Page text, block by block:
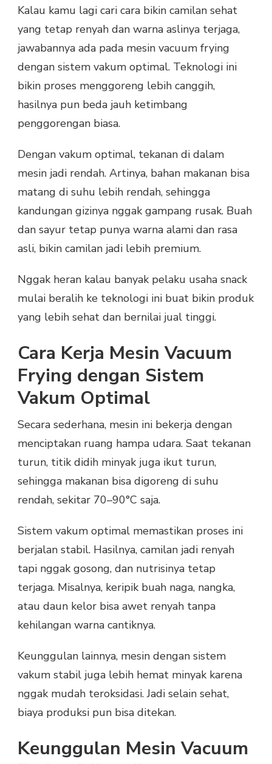
FRYING
DENGAN
VAKUM
OPTIMAL
Kalau kamu lagi cari cara bikin camilan sehat
yang tetap renyah dan warna aslinya terjaga,
jawabannya ada pada mesin vacuum frying
dengan sistem vakum optimal. Teknologi ini
bikin proses menggoreng lebih canggih,
hasilnya pun beda jauh ketimbang
penggorengan biasa.
Dengan vakum optimal, tekanan di dalam
mesin jadi rendah. Artinya, bahan makanan bisa
matang di suhu lebih rendah, sehingga
kandungan gizinya nggak gampang rusak. Buah
dan sayur tetap punya warna alami dan rasa
asli, bikin camilan jadi lebih premium.
Nggak heran kalau banyak pelaku usaha snack
mulai beralih ke teknologi ini buat bikin produk
yang lebih sehat dan bernilai jual tinggi.
Cara Kerja Mesin Vacuum
Frying dengan Sistem
Vakum Optimal
Secara sederhana, mesin ini bekerja dengan
menciptakan ruang hampa udara. Saat tekanan
turun, titik didih minyak juga ikut turun,
sehingga makanan bisa digoreng di suhu
rendah, sekitar 70–90°C saja.
Sistem vakum optimal memastikan proses ini
berjalan stabil. Hasilnya, camilan jadi renyah
tapi nggak gosong, dan nutrisinya tetap
terjaga. Misalnya, keripik buah naga, nangka,
atau daun kelor bisa awet renyah tanpa
kehilangan warna cantiknya.
Keunggulan lainnya, mesin dengan sistem
vakum stabil juga lebih hemat minyak karena
nggak mudah teroksidasi. Jadi selain sehat,
biaya produksi pun bisa ditekan.
Keunggulan Mesin Vacuum